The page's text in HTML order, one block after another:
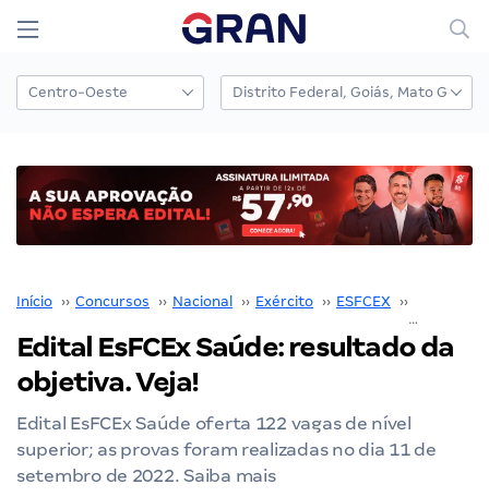
Início ›› Concursos ›› Nacional ›› Exército ›› ESFCEX ››
Edital EsFCEx Saúde: resultado da
objetiva. Veja!
Edital EsFCEx Saúde oferta 122 vagas de nível
superior; as provas foram realizadas no dia 11 de
setembro de 2022. Saiba mais